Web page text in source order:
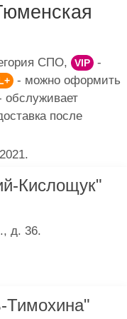
СПО, VIP
-
- можно оформить
обслуживает
после
Кислощук"
д. 36.